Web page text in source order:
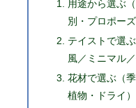
用途から選ぶ
別・プロポーズ
テイストで選
風／ミニマル／
花材で選ぶ（
植物・ドライ）